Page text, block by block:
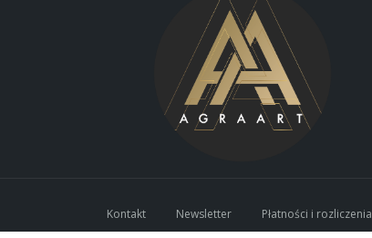
Kontakt Newsletter Płatności i rozliczenia